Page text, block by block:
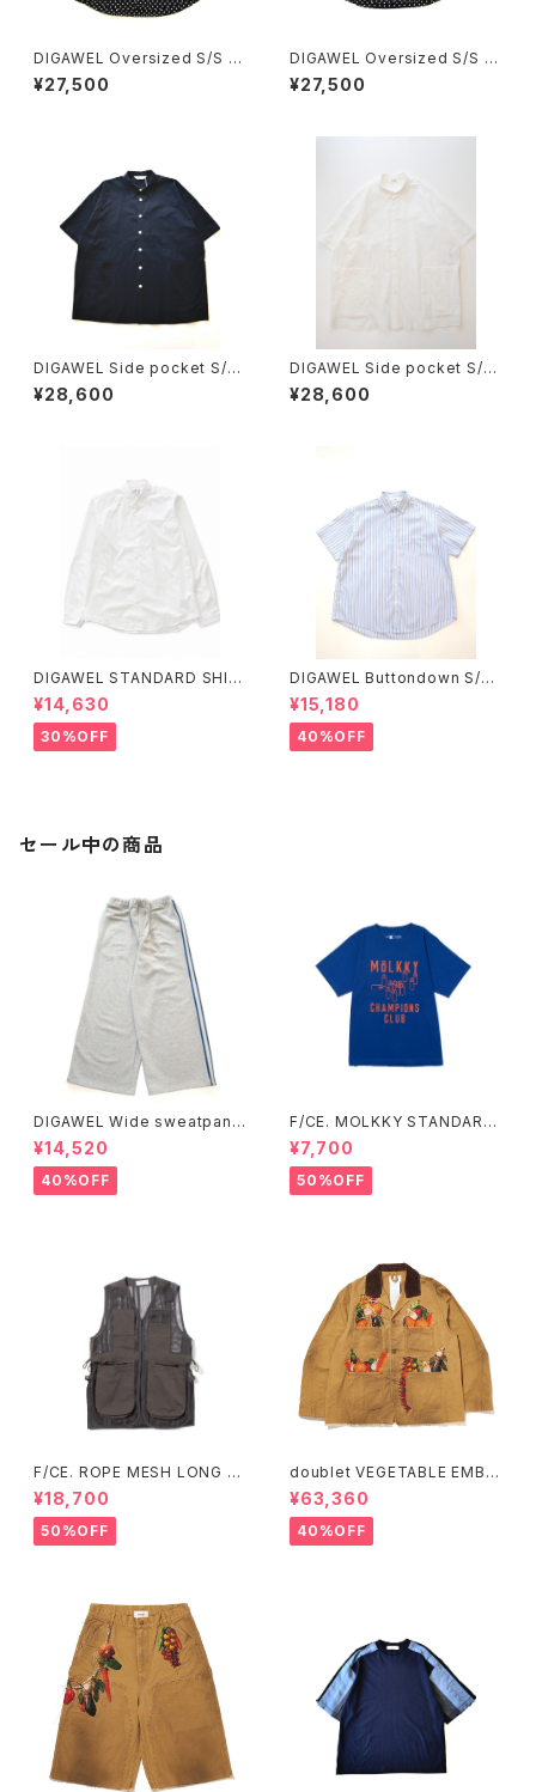
DIGAWEL Oversized S/S s
hirt (dot) Black
¥27,500
DIGAWEL Oversized S/S s
hirt (dot) Navy
¥27,500
DIGAWEL Side pocket S/S
shirt
¥28,600
DIGAWEL Side pocket S/S
shirt
¥28,600
DIGAWEL STANDARD SHIR
T1
¥14,630
30%OFF
DIGAWEL Buttondown S/S
shirt
¥15,180
40%OFF
セール中の商品
DIGAWEL Wide sweatpant
s
¥14,520
40%OFF
F/CE. MOLKKY STANDARD
T
¥7,700
50%OFF
F/CE. ROPE MESH LONG V
EST (Ecru、Charcoal)
¥18,700
50%OFF
doublet VEGETABLE EMBR
OIDERY WORK JACKET
¥63,360
40%OFF